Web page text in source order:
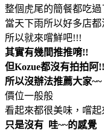
整個虎尾的簡餐都吃
當天下雨所以好多店
所以就來嚐鮮吧!!!
其實有幾間推推唷!!
但Kozue都沒有拍拍阿!!
所以沒辦法推薦大家~~
價位一般般
看起來都很美味，嚐起
只是沒有 哇~~的感覺